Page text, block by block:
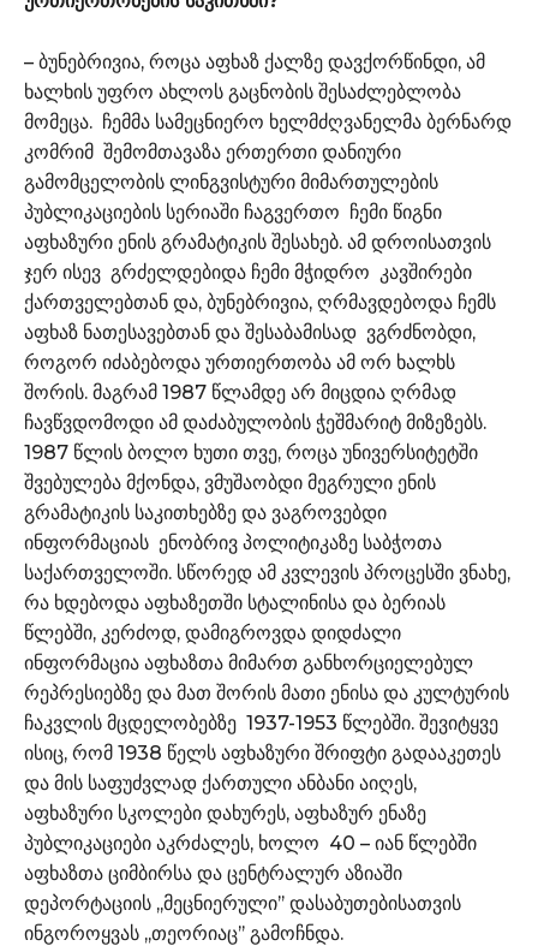
– ბუნებრივია, როცა აფხაზ ქალზე დავქორწინდი, ამ
ხალხის უფრო ახლოს გაცნობის შესაძლებლობა
მომეცა. ჩემმა სამეცნიერო ხელმძღვანელმა ბერნარდ
კომრიმ შემომთავაზა ერთერთი დანიური
გამომცელობის ლინგვისტური მიმართულების
პუბლიკაციების სერიაში ჩაგვერთო ჩემი წიგნი
აფხაზური ენის გრამატიკის შესახებ. ამ დროისათვის
ჯერ ისევ გრძელდებიდა ჩემი მჭიდრო კავშირები
ქართველებთან და, ბუნებრივია, ღრმავდებოდა ჩემს
აფხაზ ნათესავებთან და შესაბამისად ვგრძნობდი,
როგორ იძაბებოდა ურთიერთობა ამ ორ ხალხს
შორის. მაგრამ 1987 წლამდე არ მიცდია ღრმად
ჩავწვდომოდი ამ დაძაბულობის ჭეშმარიტ მიზეზებს.
1987 წლის ბოლო ხუთი თვე, როცა უნივერსიტეტში
შვებულება მქონდა, ვმუშაობდი მეგრული ენის
გრამატიკის საკითხებზე და ვაგროვებდი
ინფორმაციას ენობრივ პოლიტიკაზე საბჭოთა
საქართველოში. სწორედ ამ კვლევის პროცესში ვნახე,
რა ხდებოდა აფხაზეთში სტალინისა და ბერიას
წლებში, კერძოდ, დამიგროვდა დიდძალი
ინფორმაცია აფხაზთა მიმართ განხორციელებულ
რეპრესიებზე და მათ შორის მათი ენისა და კულტურის
ჩაკვლის მცდელობებზე 1937-1953 წლებში. შევიტყვე
ისიც, რომ 1938 წელს აფხაზური შრიფტი გადააკეთეს
და მის საფუძვლად ქართული ანბანი აიღეს,
აფხაზური სკოლები დახურეს, აფხაზურ ენაზე
პუბლიკაციები აკრძალეს, ხოლო 40 – იან წლებში
აფხაზთა ციმბირსა და ცენტრალურ აზიაში
დეპორტაციის ,,მეცნიერული’’ დასაბუთებისათვის
ინგოროყვას ,,თეორიაც’’ გამოჩნდა.